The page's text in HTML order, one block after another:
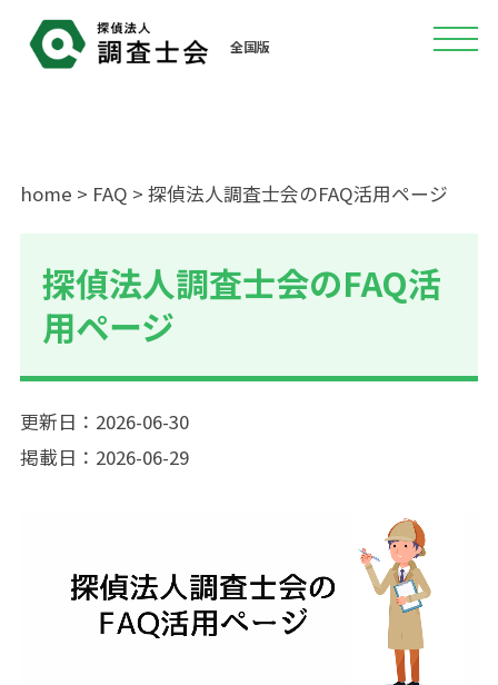
全国版
home > FAQ > 探偵法人調査士会のFAQ活用ページ
探偵法人調査士会のFAQ活
用ページ
更新日：2026-06-30
掲載日：2026-06-29